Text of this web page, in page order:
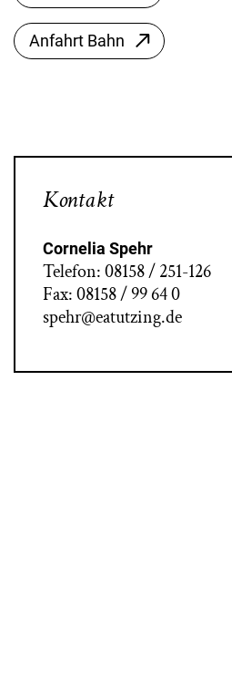
Anfahrt Bahn
Kontakt
Cornelia Spehr
Telefon: 08158 / 251-126
Fax: 08158 / 99 64 0
spehr@eatutzing.de